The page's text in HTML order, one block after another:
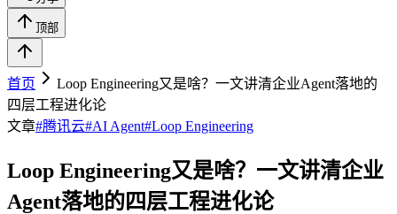
顶部
首页
Loop Engineering又是啥？一文讲清企业Agent落地的
四层工程进化论
文章#腾讯云#AI Agent#Loop Engineering
Loop Engineering又是啥？一文讲清企业
Agent落地的四层工程进化论